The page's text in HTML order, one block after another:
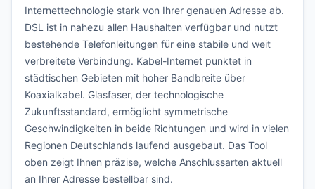
Internettechnologie stark von Ihrer genauen Adresse ab.
DSL ist in nahezu allen Haushalten verfügbar und nutzt
bestehende Telefonleitungen für eine stabile und weit
verbreitete Verbindung. Kabel-Internet punktet in
städtischen Gebieten mit hoher Bandbreite über
Koaxialkabel. Glasfaser, der technologische
Zukunftsstandard, ermöglicht symmetrische
Geschwindigkeiten in beide Richtungen und wird in vielen
Regionen Deutschlands laufend ausgebaut. Das Tool
oben zeigt Ihnen präzise, welche Anschlussarten aktuell
an Ihrer Adresse bestellbar sind.